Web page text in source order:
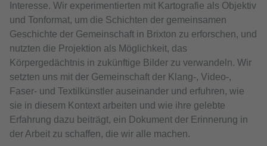
Interesse. Wir experimentierten mit Kartografie als Objektiv
und Tonformat, um die Schichten der gemeinsamen
Geschichte der Gemeinschaft in Brixton zu erforschen, und
nutzten die Projektion als Möglichkeit, das
Körpergedächtnis in zukünftige Bilder zu verwandeln. Wir
setzten uns mit der Gemeinschaft der Klang-, Video-,
Faser- und Textilkünstler auseinander und erfuhren, wie
sie in diesem Kontext arbeiten und wie ihre gelebte
Erfahrung dazu beiträgt, ein Dokument der Erinnerung in
der Arbeit zu schaffen, die wir alle machen.